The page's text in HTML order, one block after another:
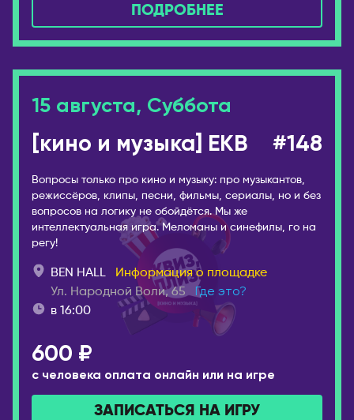
Уфа
Ухта
Хабаровск
Челябинск
Шахты
Шерегеш
Энгельс
Ярославль
Брисбен
Мельбурн
Панган
Паттайя
ТУРЦИЯ
УЗБЕКИСТАН
Самарканд
Ташкент
ФИНЛЯНДИЯ
Хельсинки
ФРАНЦИЯ
ЧЕРНОГОРИЯ
Будва
ПОДРОБНЕЕ
15 августа, Суббота
[кино и музыка] EKB #148
Вопросы только про кино и музыку: про музыкантов,
режиссёров, клипы, песни, фильмы, сериалы, но и без
вопросов на логику не обойдётся. Мы же
интеллектуальная игра. Меломаны и синефилы, го на
регу!
BEN HALL
Информация о площадке
Ул. Народной Воли, 65
Где это?
в 16:00
600 ₽
с человека оплата онлайн или на игре
ЗАПИСАТЬСЯ НА ИГРУ